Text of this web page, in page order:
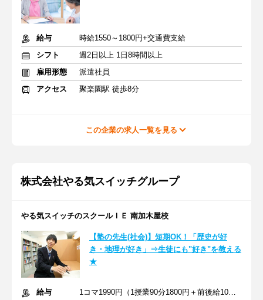
給与
時給1550～1800円+交通費支給
シフト
週2日以上 1日8時間以上
雇用形態
派遣社員
アクセス
聚楽園駅 徒歩8分
この企業の求人一覧を見る
株式会社やる気スイッチグループ
やる気スイッチのスクールＩＥ 南加木屋校
【塾の先生(社会)】短期OK！「歴史が好
き・地理が好き」⇒生徒にも"好き"を教える
★
給与
1コマ1990円（1授業90分1800円＋前後給10分190円）